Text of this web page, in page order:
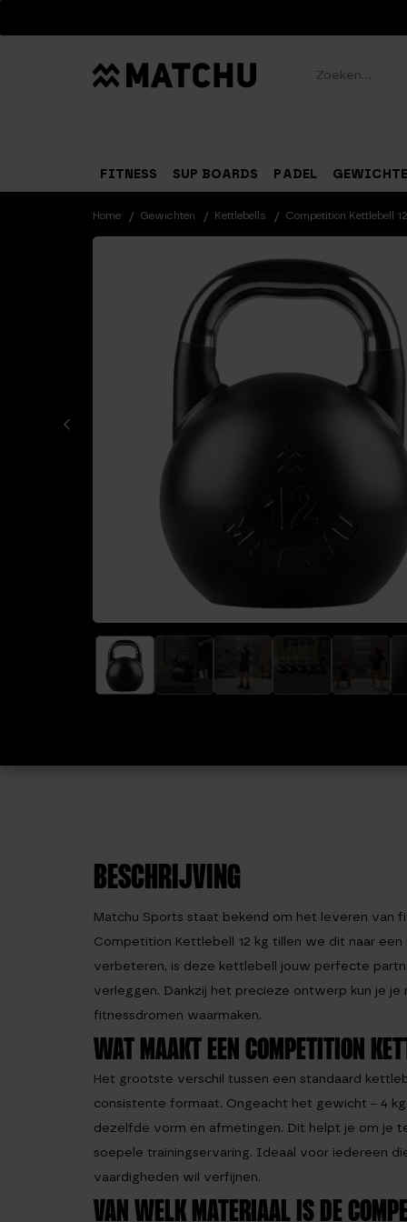
FITNESS SUP BOARDS PADEL
Home Gewichten Kettlebells Competition Kettlebell
BESCHRIJVING
Matchu Sports staat bekend om het leveren van
Competition Kettlebell 12 kg tillen we dit naar
verbeteren, is deze kettlebell jouw perfecte
verleggen. Dankzij het precieze ontwerp kun je
fitnessdromen waarmaken.
WAT MAAKT EEN COMPETITION
Het grootste verschil tussen een standaard
consistente formaat. Ongeacht het gewicht – 4
dezelfde vorm en afmetingen. Dit helpt je om je
soepele trainingservaring. Ideaal voor iedereen
vaardigheden wil verfijnen.
VAN WELK MATERIAAL IS DE